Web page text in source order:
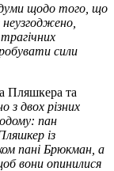
щодо того, що
сили
Пляшкера та
з двох різних
пан
із
пані Брюкман, а
вони опинилися